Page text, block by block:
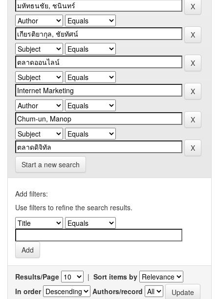
Start a new search
Add filters:
Use filters to refine the search results.
Results/Page | Sort items by
In order
Authors/record